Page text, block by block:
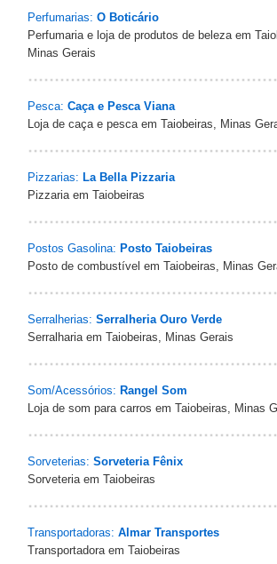
Perfumarias: O Boticário
Perfumaria e loja de produtos de beleza em
Minas Gerais
Pesca: Caça e Pesca Viana
Loja de caça e pesca em Taiobeiras, Minas
Pizzarias: La Bella Pizzaria
Pizzaria em Taiobeiras
Postos Gasolina: Posto Taiobeiras
Posto de combustível em Taiobeiras, Minas
Serralherias: Serralheria Ouro Verde
Serralharia em Taiobeiras, Minas Gerais
Som/Acessórios: Rangel Som
Loja de som para carros em Taiobeiras, Minas
Sorveterias: Sorveteria Fênix
Sorveteria em Taiobeiras
Transportadoras: Almar Transportes
Transportadora em Taiobeiras